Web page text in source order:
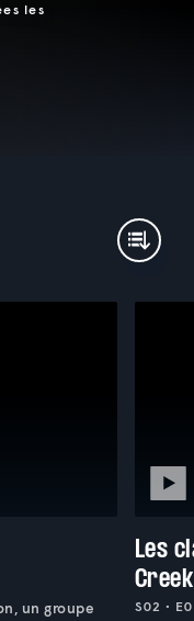
les
un groupe
Les
Creek
S02 •